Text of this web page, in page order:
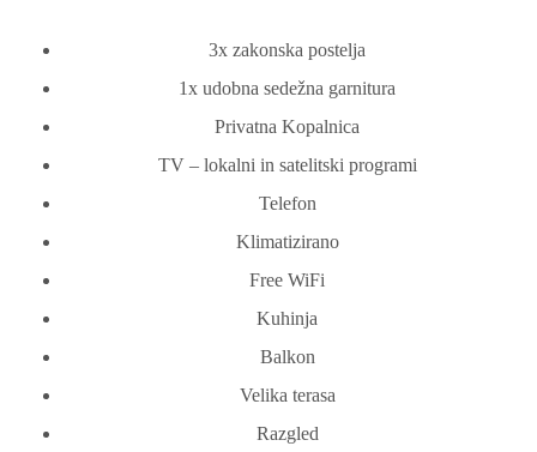
3x zakonska postelja
1x udobna sedežna garnitura
Privatna Kopalnica
TV – lokalni in satelitski programi
Telefon
Klimatizirano
Free WiFi
Kuhinja
Balkon
Velika terasa
Razgled